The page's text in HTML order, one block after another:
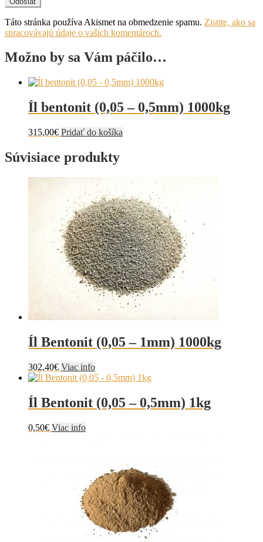
Táto stránka používa Akismet na obmedzenie spamu. Zistite, ako sa
spracovávajú údaje o vašich komentároch.
Možno by sa Vám páčilo…
Íl bentonit (0,05 – 0,5mm) 1000kg
315,00€ Pridať do košíka
Súvisiace produkty
Íl Bentonit (0,05 – 1mm) 1000kg
302,40€ Viac info
Íl Bentonit (0,05 – 0,5mm) 1kg
0,50€ Viac info